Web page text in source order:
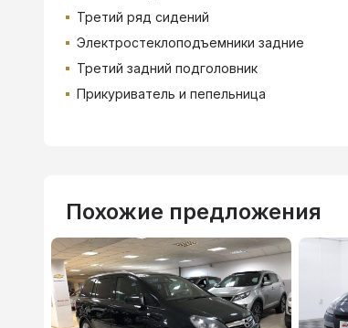
Третий ряд сидений
Электростеклоподъемники задние
Третий задний подголовник
Прикуриватель и пепельница
Похожие предложения
ВТБ